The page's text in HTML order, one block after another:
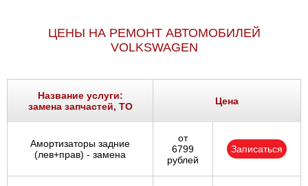
ЦЕНЫ НА РЕМОНТ АВТОМОБИЛЕЙ
VOLKSWAGEN
Название услуги:
замена запчастей, ТО
Цена
Амортизаторы задние
(лев+прав) - замена
от
6799
рублей
Записаться